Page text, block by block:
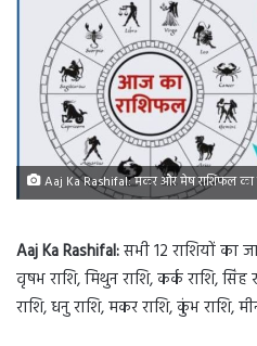
Aaj Ka Rashifal: मकर और मेष राशिफल का
Aaj Ka Rashifal:सभी 12 राशियों का
वृषभ राशि, मिथुन राशि, कर्क राशि, सिंह
राशि, धनु राशि, मकर राशि, कुंभ राशि,